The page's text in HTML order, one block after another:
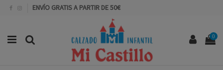
ENVÍO GRATIS A PARTIR DE 50€
0